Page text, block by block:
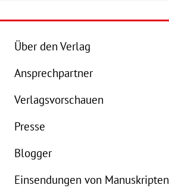
Über den Verlag
Ansprechpartner
Verlagsvorschauen
Presse
Blogger
Einsendungen von Manuskripten